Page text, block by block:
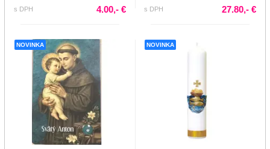
s DPH
4.00,- € s DPH 27.80,- €
NOVINKA NOVINKA